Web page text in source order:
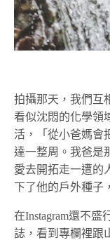
拍攝那天，我們互
看似沈悶的化學領
活，「從小爸媽會
達一整周。我爸是
愛去開拓走一遭的
下了他的戶外種子
在Instagram還不
誌，看到專欄裡跟